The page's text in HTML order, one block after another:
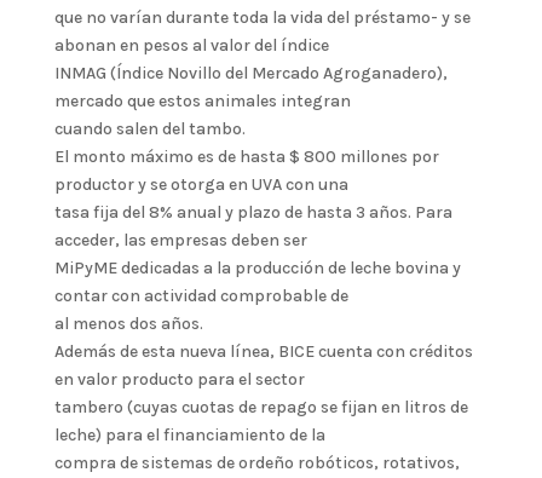
que no varían durante toda la vida del préstamo- y se
abonan en pesos al valor del índice
INMAG (Índice Novillo del Mercado Agroganadero),
mercado que estos animales integran
cuando salen del tambo.
El monto máximo es de hasta $ 800 millones por
productor y se otorga en UVA con una
tasa fija del 8% anual y plazo de hasta 3 años. Para
acceder, las empresas deben ser
MiPyME dedicadas a la producción de leche bovina y
contar con actividad comprobable de
al menos dos años.
Además de esta nueva línea, BICE cuenta con créditos
en valor producto para el sector
tambero (cuyas cuotas de repago se fijan en litros de
leche) para el financiamiento de la
compra de sistemas de ordeño robóticos, rotativos,